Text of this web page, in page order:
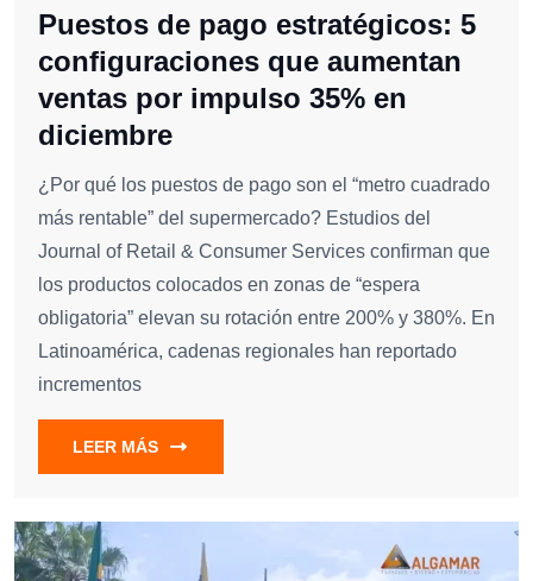
Puestos de pago estratégicos: 5
configuraciones que aumentan
ventas por impulso 35% en
diciembre
¿Por qué los puestos de pago son el “metro cuadrado
más rentable” del supermercado? Estudios del
Journal of Retail & Consumer Services confirman que
los productos colocados en zonas de “espera
obligatoria” elevan su rotación entre 200% y 380%. En
Latinoamérica, cadenas regionales han reportado
incrementos
LEER MÁS